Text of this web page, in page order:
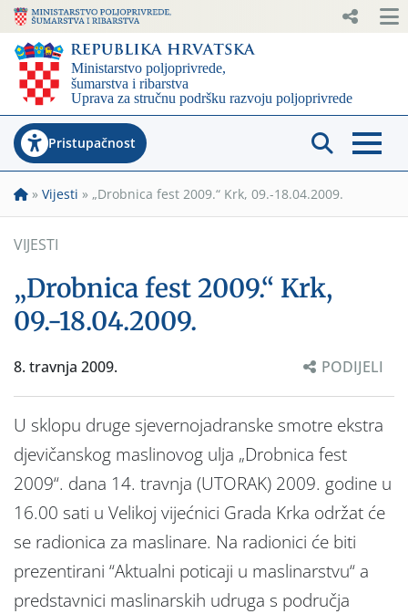
Pristupačnost
» Vijesti » „Drobnica fest 2009.“ Krk, 09.-18.04.2009.
VIJESTI
„Drobnica fest 2009.“ Krk,
09.-18.04.2009.
8. travnja 2009. PODIJELI
U sklopu druge sjevernojadranske smotre ekstra
djevičanskog maslinovog ulja „Drobnica fest
2009“. dana 14. travnja (UTORAK) 2009. godine u
16.00 sati u Velikoj vijećnici Grada Krka održat će
se radionica za maslinare. Na radionici će biti
prezentirani “Aktualni poticaji u maslinarstvu“ a
predstavnici maslinarskih udruga s područja